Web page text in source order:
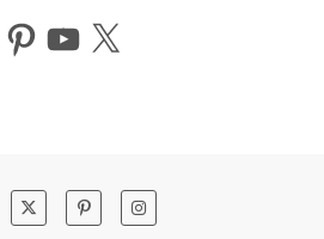
PinterestYouTube
X